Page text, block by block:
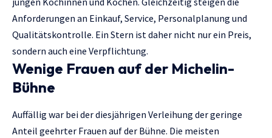
Anforderungen an Einkauf, Service, Personalplanung und
Qualitätskontrolle. Ein Stern ist daher nicht nur ein Preis,
sondern auch eine Verpflichtung.
Wenige Frauen auf der Michelin-
Bühne
Auffällig war bei der diesjährigen Verleihung der geringe
Anteil geehrter Frauen auf der Bühne. Die meisten